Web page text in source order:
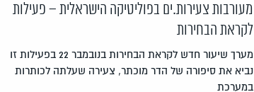
מעורבות צעירות.ים בפוליטיקה הישראלית – פעילות
לקראת הבחירות
מערך שיעור חדש לקראת הבחירות בנובמבר 22 בפעילות זו
נביא את סיפורה של הדר מוכתר, צעירה שעלתה לכותרות
במערכת